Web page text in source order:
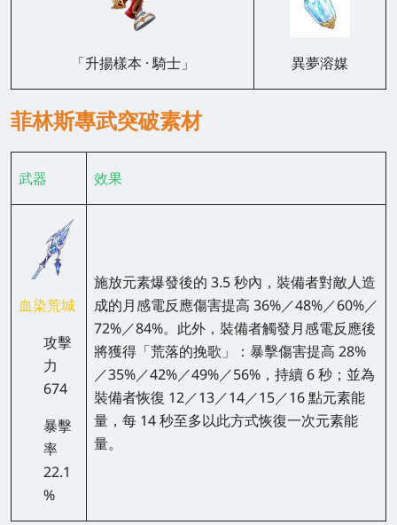
「升揚樣本 · 騎士」 異夢溶媒
菲林斯專武突破素材
武器 效果
血染荒城
攻擊
力
674
暴擊
率
22.1
%
施放元素爆發後的 3.5 秒內，裝備者對敵人造
成的月感電反應傷害提高 36%／48%／60%／
72%／84%。此外，裝備者觸發月感電反應後
將獲得「荒落的挽歌」：暴擊傷害提高 28%
／35%／42%／49%／56%，持續 6 秒；並為
裝備者恢復 12／13／14／15／16 點元素能
量，每 14 秒至多以此方式恢復一次元素能
量。